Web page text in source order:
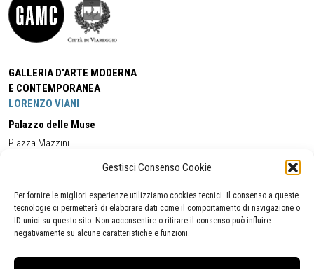
Gestisci Consenso Cookie
Per fornire le migliori esperienze utilizziamo cookies tecnici. Il consenso a queste
tecnologie ci permetterà di elaborare dati come il comportamento di navigazione o
ID unici su questo sito. Non acconsentire o ritirare il consenso può influire
negativamente su alcune caratteristiche e funzioni.
GALLERIA D'ARTE MODERNA
E CONTEMPORANEA
LORENZO VIANI
Palazzo delle Muse
Piazza Mazzini
Cell:+39 338 5714978 (orario apertura Galleria)
Tel:
+39 0584 944580
(orario 09.00/13.00)
Email:gamc@comune.viareggio.lu.it
Segnalazione di inaccessibilità